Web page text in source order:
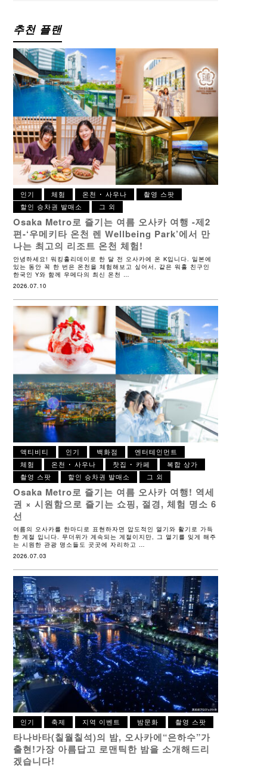
추천 플랜
인기 체험 온천 ･ 사우나
촬영 스팟
할인 승차권 발매소
그 외
Osaka Metro로 즐기는 여름 오사카 여행 -제2
편-‘우메키타 온천 렌 Wellbeing Park’에서 만
나는 최고의 리조트 온천 체험!
안녕하세요! 워킹홀리데이로 한 달 전 오사카에 온 K입니다. 일본에
있는 동안 꼭 한 번은 온천을 체험해보고 싶어서, 같은 워홀 친구인
한국인 Y와 함께 우메다의 최신 온천 …
2026.07.10
액티비티 인기 백화점
엔터테인먼트
체험
온천 ･ 사우나 찻집 ･ 카페
복합 상가
촬영 스팟
할인 승차권 발매소 그 외
Osaka Metro로 즐기는 여름 오사카 여행! 역세
권 × 시원함으로 즐기는 쇼핑, 절경, 체험 명소 6
선
여름의 오사카를 한마디로 표현하자면 압도적인 열기와 활기로 가득
한 계절 입니다. 무더위가 계속되는 계절이지만, 그 열기를 잊게 해주
는 시원한 관광 명소들도 곳곳에 자리하고 …
2026.07.03
인기 축제 지역 이벤트 밤문화 촬영 스팟
타나바타(칠월칠석)의 밤, 오사카에“은하수”가
출현!가장 아름답고 로맨틱한 밤을 소개해드리
겠습니다!